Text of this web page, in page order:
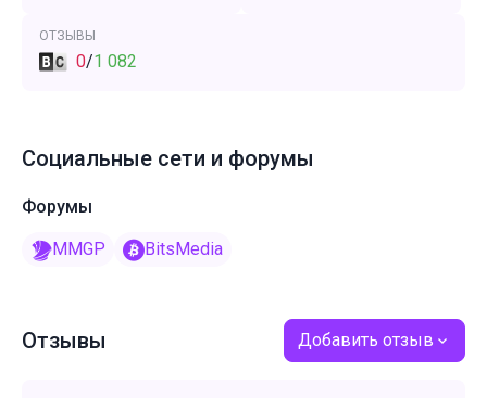
ОТЗЫВЫ
0/1 082
Социальные сети и форумы
Форумы
MMGP BitsMedia
Отзывы Добавить отзыв